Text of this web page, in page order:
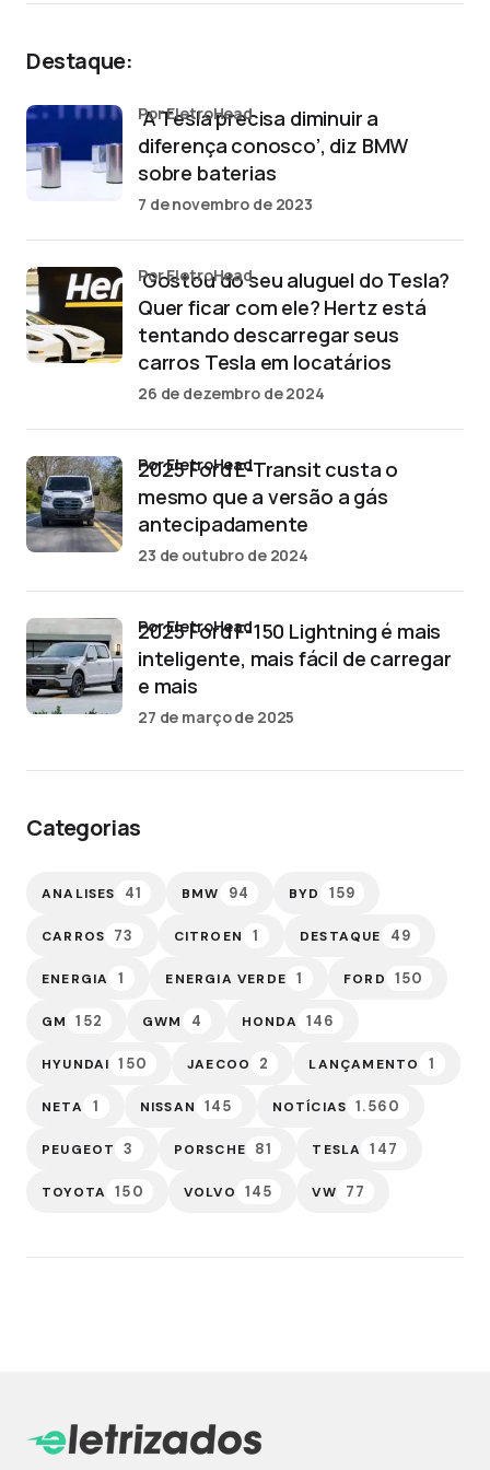
Destaque:
‘A Tesla precisa diminuir a
diferença conosco’, diz BMW
sobre baterias
por EletroHead
7 de novembro de 2023
‘Gostou do seu aluguel do Tesla?
Quer ficar com ele? Hertz está
tentando descarregar seus
carros Tesla em locatários
por EletroHead
26 de dezembro de 2024
2025 Ford E-Transit custa o
mesmo que a versão a gás
antecipadamente
por EletroHead
23 de outubro de 2024
2025 Ford F-150 Lightning é mais
inteligente, mais fácil de carregar
e mais
por EletroHead
27 de março de 2025
Categorias
ANALISES 41 BMW 94 BYD 159
CARROS 73 CITROEN 1 DESTAQUE 49
ENERGIA 1 ENERGIA VERDE 1 FORD 150
GM 152 GWM 4 HONDA 146
HYUNDAI 150 JAECOO 2 LANÇAMENTO 1
NETA 1 NISSAN 145 NOTÍCIAS 1.560
PEUGEOT 3 PORSCHE 81 TESLA 147
TOYOTA 150 VOLVO 145 VW 77